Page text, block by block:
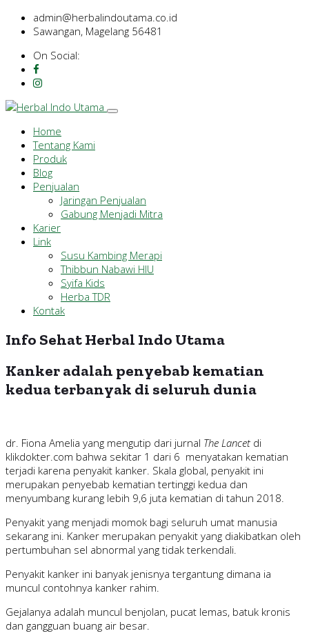
admin@herbalindoutama.co.id
Sawangan, Magelang 56481
On Social:
Home
Tentang Kami
Produk
Blog
Penjualan
Jaringan Penjualan
Gabung Menjadi Mitra
Karier
Link
Susu Kambing Merapi
Thibbun Nabawi HIU
Syifa Kids
Herba TDR
Kontak
Info Sehat Herbal Indo Utama
Kanker adalah penyebab kematian
kedua terbanyak di seluruh dunia
dr. Fiona Amelia yang mengutip dari jurnal The Lancet di
klikdokter.com bahwa sekitar 1 dari 6 menyatakan kematian
terjadi karena penyakit kanker. Skala global, penyakit ini
merupakan penyebab kematian tertinggi kedua dan
menyumbang kurang lebih 9,6 juta kematian di tahun 2018.
Penyakit yang menjadi momok bagi seluruh umat manusia
sekarang ini. Kanker merupakan penyakit yang diakibatkan oleh
pertumbuhan sel abnormal yang tidak terkendali.
Penyakit kanker ini banyak jenisnya tergantung dimana ia
muncul contohnya kanker rahim.
Gejalanya adalah muncul benjolan, pucat lemas, batuk kronis
dan gangguan buang air besar.